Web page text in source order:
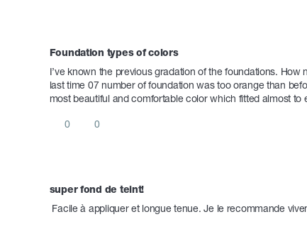
Foundation types of colors
I’ve known the previous gradation of the foundations.
last time 07 number of foundation was too orange than
most beautiful and comfortable color which fitted almost to
0 0
super fond de teint!
Facile à appliquer et longue tenue. Je le recommande